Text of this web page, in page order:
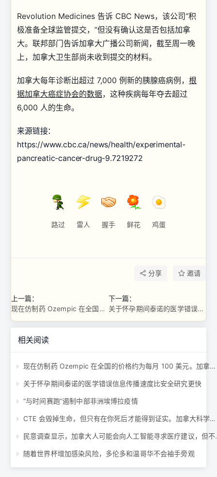
Revolution Medicines 告诉 CBC News，该公司“积
极准备全球监管提交，”但没有确认这是否包括加拿
大。 联邦部门告诉加拿大广播公司新闻，截至周一晚
上，加拿大卫生部尚未收到提交的材料。
加拿大每年诊断出超过 7,000 例新的胰腺癌病例， 根
据加拿大癌症协会的数据，这种疾病每年夺去超过
6,000 人的生命。
来源链接：
https://www.cbc.ca/news/health/experimental-
pancreatic-cancer-drug-9.7219272
路过 雷人 握手 鲜花 鸡蛋
分享 邀请
上一篇：
现在仿制药 Ozempic 在全国的价格约为每月 100 美元。加拿大人正在注意 ...
下一篇：
关于怀孕期间泰诺的医学错误信息传播速度比安全研究更快
相关阅读
现在仿制药 Ozempic 在全国的价格约为每月 100 美元。加拿大人正在注意 ...
关于怀孕期间泰诺的医学错误信息传播速度比安全研究更快
“与时间赛跑”遏制中部非洲埃博拉疫情
CTE 会毁掉生命，但只有在你死后才能得到证实。加拿大科学家正在努力改变这一现状 ...
民意调查显示
随着世界杯增加感染风险，多伦多和温哥华不会袖手旁观